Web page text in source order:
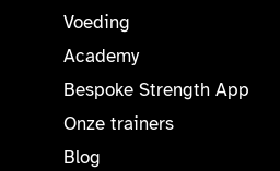
Voeding
Academy
Bespoke Strength App
Onze trainers
Blog